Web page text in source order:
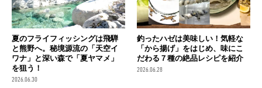
夏のフライフィッシングは飛騨
と熊野へ。秘境源流の「天空イ
ワナ」と深い森で「夏ヤマメ」
を狙う！
2026.06.30
釣ったハゼは美味しい！気軽な
「から揚げ」をはじめ、味にこ
だわる７種の絶品レシピを紹介
2026.06.28